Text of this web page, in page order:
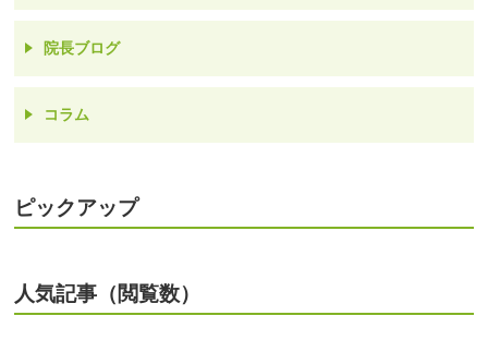
院長ブログ
コラム
ピックアップ
人気記事（閲覧数）